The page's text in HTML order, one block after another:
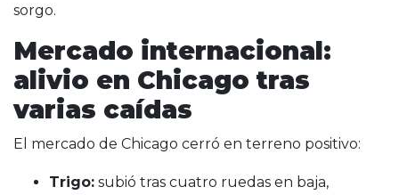
sorgo.
Mercado internacional:
alivio en Chicago tras
varias caídas
El mercado de Chicago cerró en terreno positivo:
Trigo: subió tras cuatro ruedas en baja,